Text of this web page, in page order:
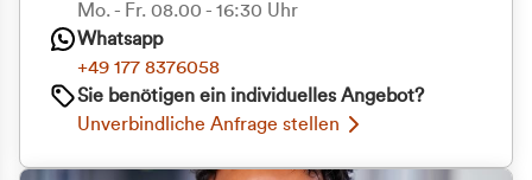
Mo. - Fr. 08.00 - 16:30 Uhr
Whatsapp
+49 177 8376058
Sie benötigen ein individuelles Angebot?
Unverbindliche Anfrage stellen